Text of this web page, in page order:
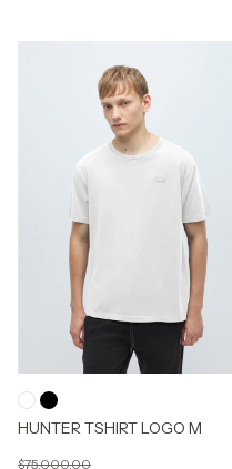
HUNTER TSHIRT LOGO M
$75.000,00